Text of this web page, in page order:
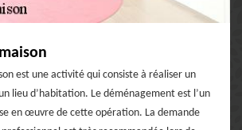
est une activité qui consiste à réaliser un
lieu d’habitation. Le déménagement est l’un
en œuvre de cette opération. La demande